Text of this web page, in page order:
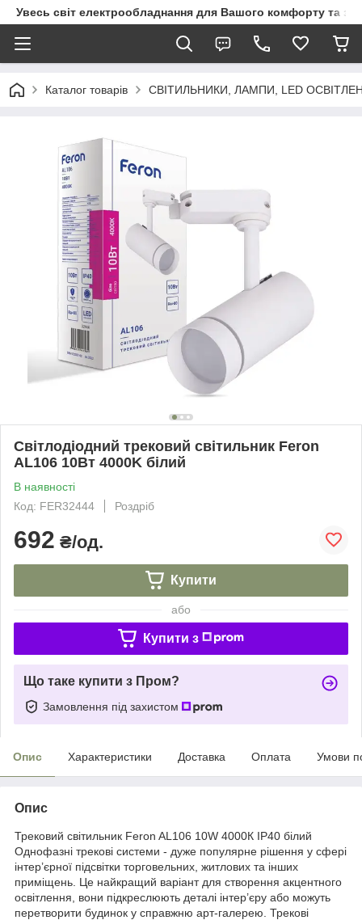
Увесь світ електрообладнання для Вашого комфорту та
Каталог товарів СВІТИЛЬНИКИ, ЛАМПИ, LED
Світлодіодний трековий світильник Feron
AL106 10Вт 4000K білий
В наявності
Код: FER32444
Роздріб
692 ₴/од.
Купити
або
Купити з
Що таке купити з Пром?
Замовлення під захистом
Опис Характеристики Доставка Оплата Умови
Опис
Трековий світильник Feron AL106 10W 4000К IP40 білий
Однофазні трекові системи - дуже популярне рішення у сфері
інтер’єрної підсвітки торговельних, житлових та інших
приміщень. Це найкращий варіант для створення акцентного
освітлення, вони підкреслюють деталі інтер’єру або можуть
перетворити будинок у справжню арт-галерею. Трекові